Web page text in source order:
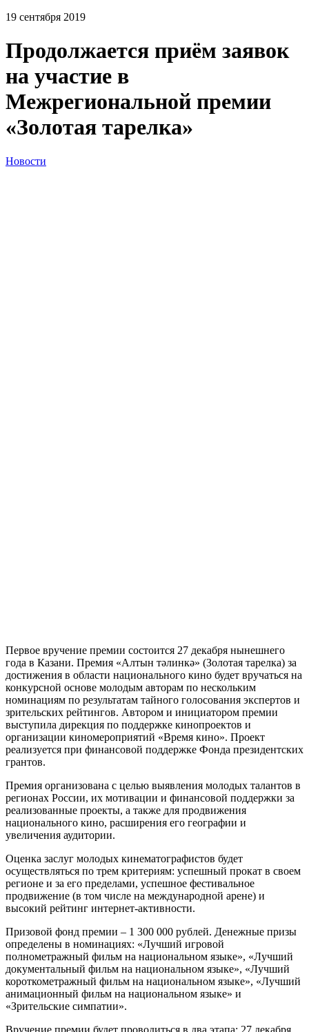
19 сентября 2019
Продолжается приём заявок
на участие в
Межрегиональной премии
«Золотая тарелка»
Новости
Первое вручение премии состоится 27 декабря нынешнего
года в Казани. Премия «Алтын тәлинкә» (Золотая тарелка) за
достижения в области национального кино будет вручаться на
конкурсной основе молодым авторам по нескольким
номинациям по результатам тайного голосования экспертов и
зрительских рейтингов. Автором и инициатором премии
выступила дирекция по поддержке кинопроектов и
организации киномероприятий «Время кино». Проект
реализуется при финансовой поддержке Фонда президентских
грантов.
Премия организована с целью выявления молодых талантов в
регионах России, их мотивации и финансовой поддержки за
реализованные проекты, а также для продвижения
национального кино, расширения его географии и
увеличения аудитории.
Оценка заслуг молодых кинематографистов будет
осуществляться по трем критериям: успешный прокат в своем
регионе и за его пределами, успешное фестивальное
продвижение (в том числе на международной арене) и
высокий рейтинг интернет-активности.
Призовой фонд премии – 1 300 000 рублей. Денежные призы
определены в номинациях: «Лучший игровой
полнометражный фильм на национальном языке», «Лучший
документальный фильм на национальном языке», «Лучший
короткометражный фильм на национальном языке», «Лучший
анимационный фильм на национальном языке» и
«Зрительские симпатии».
Вручение премии будет проводиться в два этапа: 27 декабря